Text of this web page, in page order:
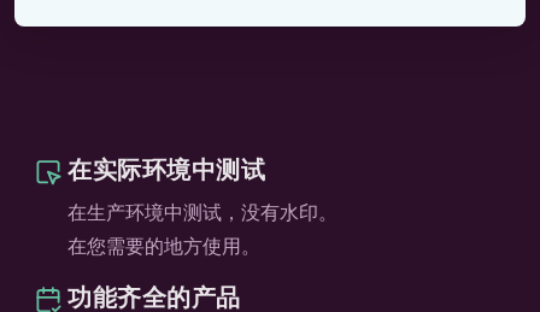
在实际环境中测试
在生产环境中测试，没有水印。
在您需要的地方使用。
功能齐全的产品